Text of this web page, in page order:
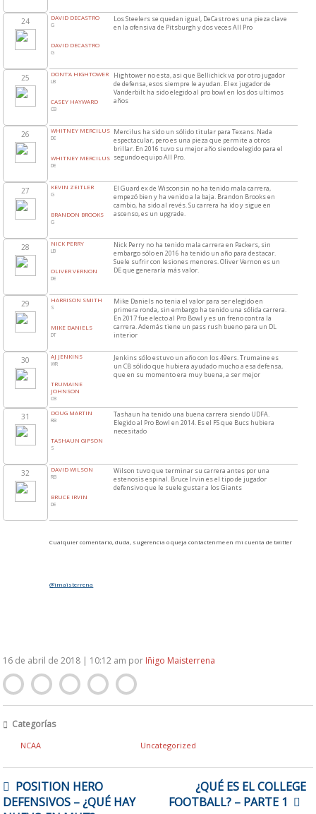
24
25
26
27
28
29
30
31
32
DAVID DECASTRO
G
DAVID DECASTRO
G
Los Steelers se quedan igual, DeCastro es una pieza clave
en la ofensiva de Pitsburgh y dos veces All Pro
DONT’A HIGHTOWER
LB
CASEY HAYWARD
CB
Hightower no esta, asi que Bellichick va por otro jugador
de defensa, esos siempre le ayudan. El ex jugador de
Vanderbilt ha sido elegido al pro bowl en los dos ultimos
años
WHITNEY MERCILUS
DE
WHITNEY MERCILUS
DE
Mercilus ha sido un sólido titular para Texans. Nada
espectacular, pero es una pieza que permite a otros
brillar. En 2016 tuvo su mejor año siendo elegido para el
segundo equipo All Pro.
KEVIN ZEITLER
G
BRANDON BROOKS
G
El Guard ex de Wisconsin no ha tenido mala carrera,
empezó bien y ha venido a la baja. Brandon Brooks en
cambio, ha sido al revés. Su carrera ha ido y sigue en
ascenso, es un upgrade.
NICK PERRY
LB
OLIVER VERNON
DE
Nick Perry no ha tenido mala carrera en Packers, sin
embargo sólo en 2016 ha tenido un año para destacar.
Suele sufrir con lesiones menores. Oliver Vernon es un
DE que generaría más valor.
HARRISON SMITH
S
MIKE DANIELS
DT
Mike Daniels no tenia el valor para ser elegido en
primera ronda, sin embargo ha tenido una sólida carrera.
En 2017 fue electo al Pro Bowl y es un freno contra la
carrera. Además tiene un pass rush bueno para un DL
interior
AJ JENKINS
WR
TRUMAINE
JOHNSON
CB
Jenkins sólo estuvo un año con los 49ers. Trumaine es
un CB sólido que hubiera ayudado mucho a esa defensa,
que en su momento era muy buena, a ser mejor
DOUG MARTIN
RB
TASHAUN GIPSON
S
Tashaun ha tenido una buena carrera siendo UDFA.
Elegido al Pro Bowl en 2014. Es el FS que Bucs hubiera
necesitado
DAVID WILSON
RB
BRUCE IRVIN
DE
Wilson tuvo que terminar su carrera antes por una
estenosis espinal. Bruce Irvin es el tipo de jugador
defensivo que le suele gustar a los Giants
Cualquier comentario, duda, sugerencia o queja contactenme en mi cuenta de twitter
@imaisterrena
16 de abril de 2018 | 10:12 am por Iñigo Maisterrena
Categorías
NCAA Uncategorized
DE
ENTRADAS
POSITION HERO
DEFENSIVOS – ¿QUÉ HAY
¿QUÉ ES EL COLLEGE
FOOTBALL? – PARTE 1